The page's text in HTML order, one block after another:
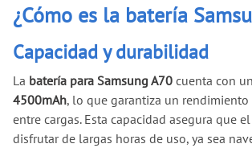
¿Cómo es la batería
Capacidad y durabilidad
La batería para Samsung A70 cuenta con
4500mAh, lo que garantiza un
entre cargas. Esta capacidad asegura que
disfrutar de largas horas de uso, ya sea